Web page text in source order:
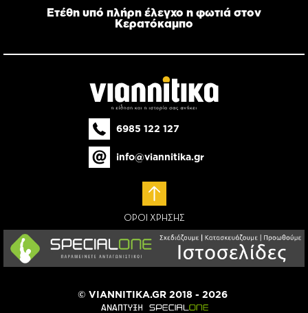
Ετέθη υπό πλήρη έλεγχο η φωτιά στον
Κερατόκαμπο
6985 122 127
info@viannitika.gr
ΟΡΟΙ ΧΡΗΣΗΣ
© VIANNITIKA.GR 2018 - 2026